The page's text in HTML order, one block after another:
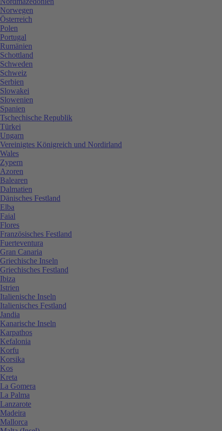
Norwegen
Österreich
Polen
Portugal
Rumänien
Schottland
Schweden
Schweiz
Serbien
Slowakei
Slowenien
Spanien
Tschechische Republik
Türkei
Ungarn
Vereinigtes Königreich und Nordirland
Wales
Zypern
Azoren
Balearen
Dalmatien
Dänisches Festland
Elba
Faial
Flores
Französisches Festland
Fuerteventura
Gran Canaria
Griechische Inseln
Griechisches Festland
Ibiza
Istrien
Italienische Inseln
Italienisches Festland
Jandia
Kanarische Inseln
Karpathos
Kefalonia
Korfu
Korsika
Kos
Kreta
La Gomera
La Palma
Lanzarote
Madeira
Mallorca